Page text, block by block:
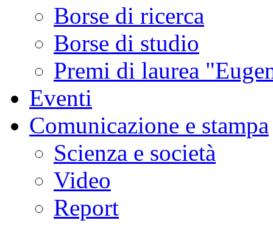
Borse di ricerca
Borse di studio
Premi di laurea
Eventi
Comunicazione e stampa
Scienza e società
Video
Report